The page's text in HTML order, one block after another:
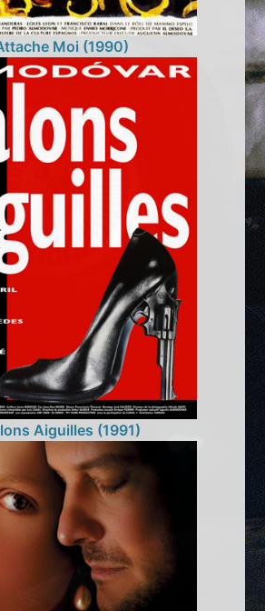
Moi (1990)
Aiguilles (1991)